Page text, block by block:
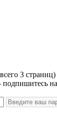
3 страниц)
подпишитесь